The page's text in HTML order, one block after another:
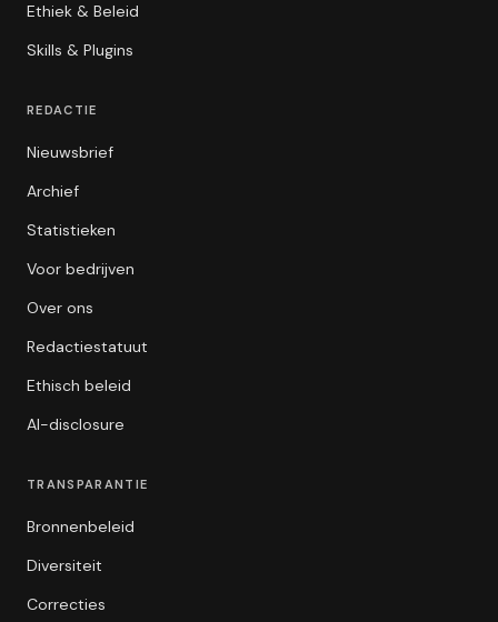
Ethiek & Beleid
Skills & Plugins
REDACTIE
Nieuwsbrief
Archief
Statistieken
Voor bedrijven
Over ons
Redactiestatuut
Ethisch beleid
AI-disclosure
TRANSPARANTIE
Bronnenbeleid
Diversiteit
Correcties